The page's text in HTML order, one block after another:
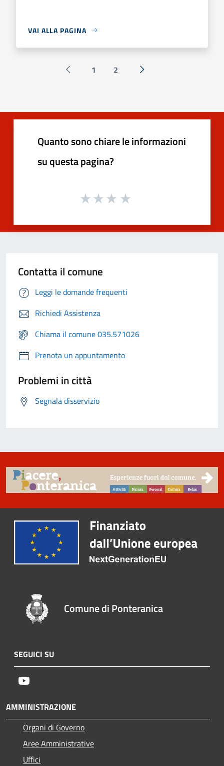
VAI ALLA PAGINA
Pagina precedente
1 2 Successiva »
Quanto sono chiare le informazioni
su questa pagina?
Contatta il comune
Leggi le domande frequenti
Richiedi Assistenza
Chiama il comune 035.571026
Prenota un appuntamento
Problemi in città
Segnala disservizio
Comune di Ponteranica
SEGUICI SU
AMMINISTRAZIONE
Organi di Governo
Aree Amministrative
Uffici